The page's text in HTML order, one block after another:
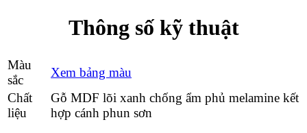
Thông số kỹ thuật
Màu
sắc
Xem bảng màu
Chất
liệu
Gỗ MDF lõi xanh chống ẩm phủ melamine kết
hợp cánh phun sơn